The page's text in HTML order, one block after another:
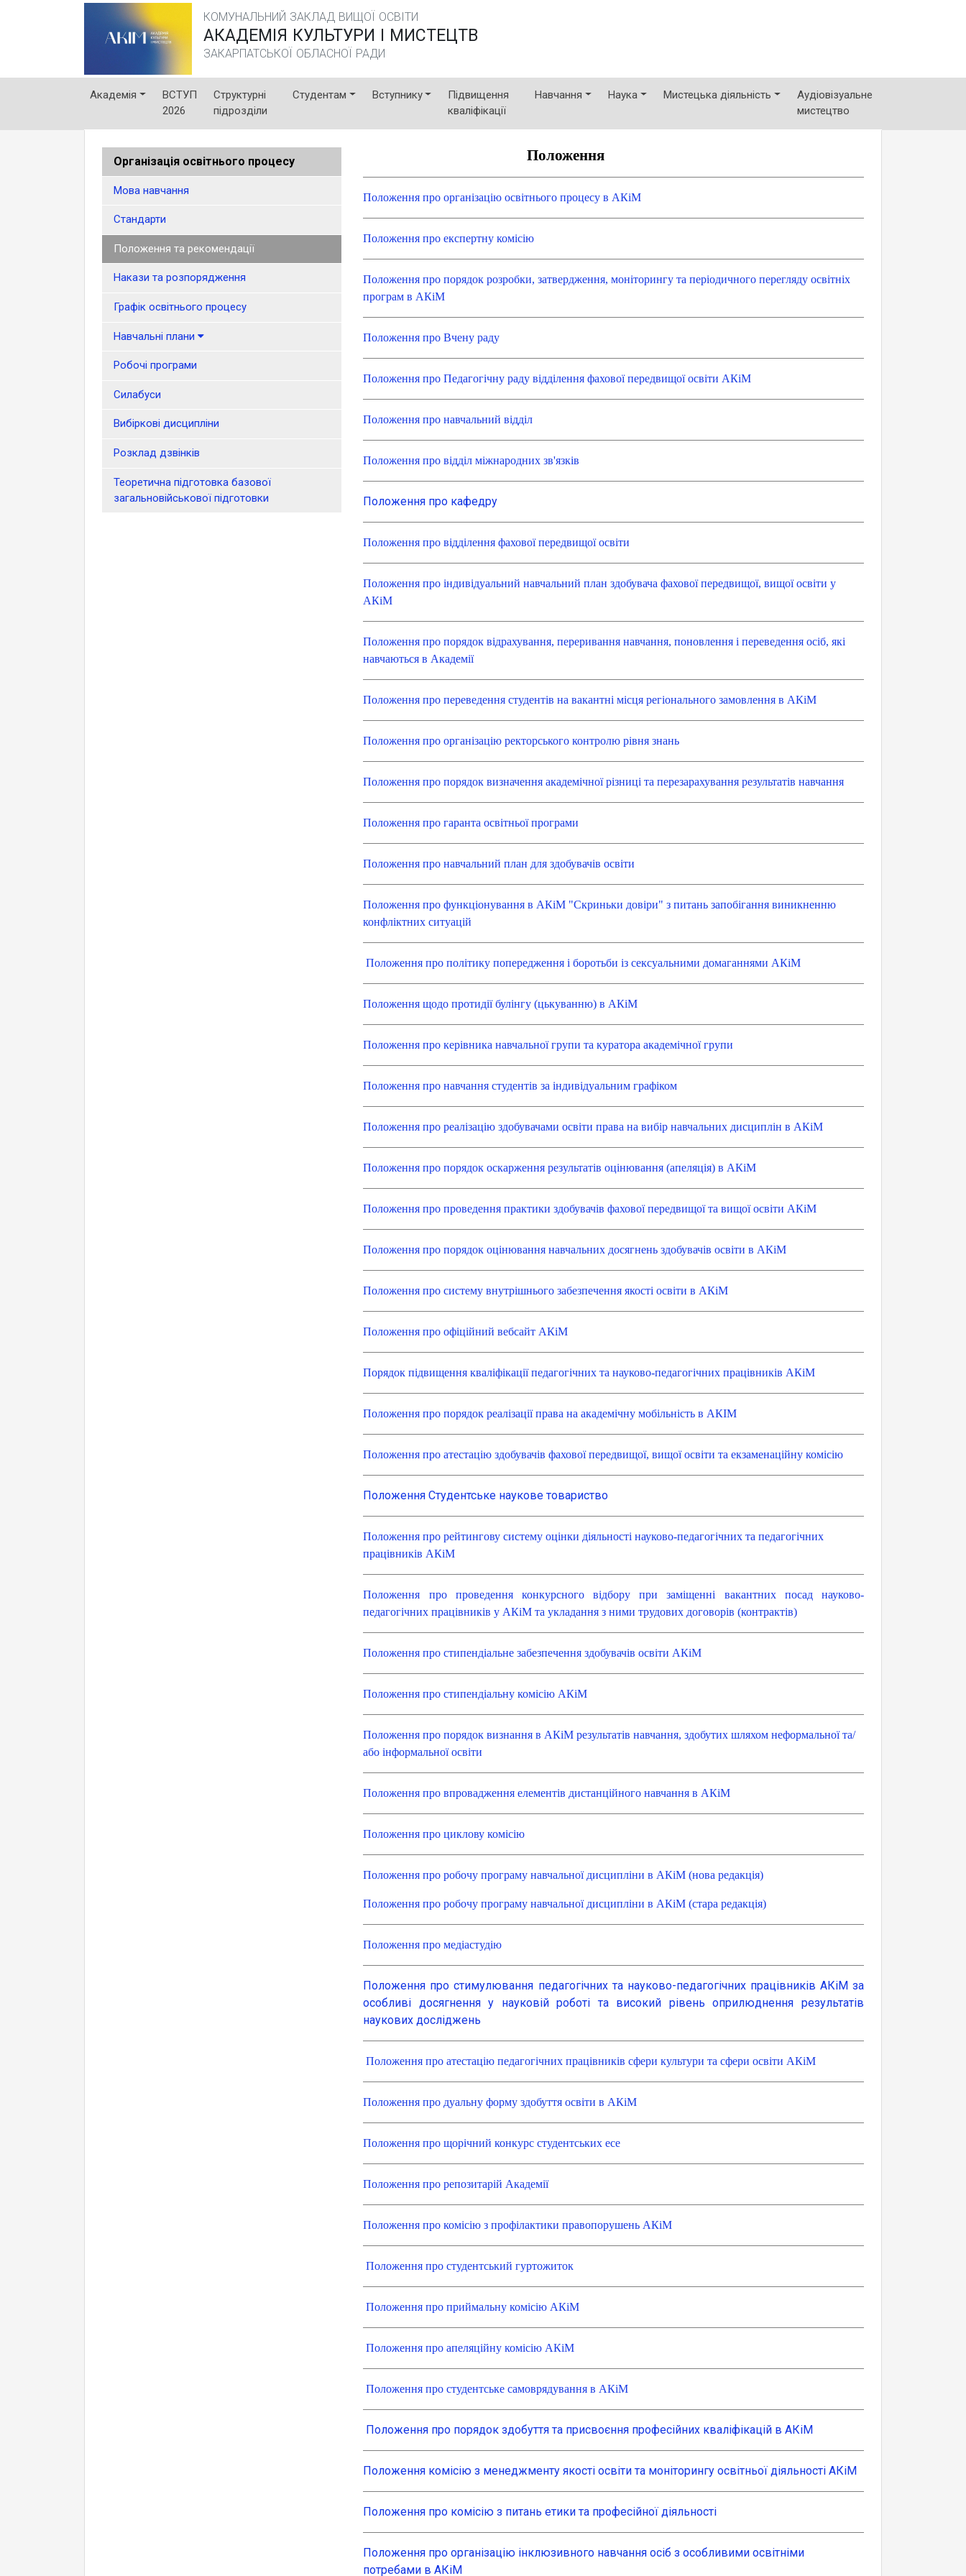
КОМУНАЛЬНИЙ ЗАКЛАД ВИЩОЇ ОСВІТИ
АКАДЕМІЯ КУЛЬТУРИ I МИСТЕЦТВ
ЗАКАРПАТСЬКОЇ ОБЛАСНОЇ РАДИ
Академія
ВСТУП
2026
Структурні
підрозділи
Студентам Вступнику
Підвищення
кваліфікації
Навчання Наука Мистецька діяльність
Аудіовізуальне
мистецтво
Організація освітнього процесу
Мова навчання
Стандарти
Положення та рекомендації
Накази та розпорядження
Графік освітнього процесу
Навчальні плани
Робочі програми
Силабуси
Вибіркові дисципліни
Розклад дзвінків
Теоретична підготовка базової
загальновійськової підготовки
Положення
Положення про організацію освітнього процесу в АКіМ
Положення про експертну комісію
Положення про порядок розробки, затвердження, моніторингу та періодичного перегляду освітніх
програм в АКіМ
Положення про Вчену раду
Положення про Педагогічну раду відділення фахової передвищої освіти АКіМ
Положення про навчальний відділ
Положення про відділ міжнародних зв'язків
Положення про кафедру
Положення про відділення фахової передвищої освіти
Положення про індивідуальний навчальний план здобувача фахової передвищої, вищої освіти у
АКіМ
Положення про порядок відрахування, переривання навчання, поновлення і переведення осіб, які
навчаються в Академії
Положення про переведення студентів на вакантні місця регіонального замовлення в АКіМ
Положення про організацію ректорського контролю рівня знань
Положення про порядок визначення академічної різниціта перезарахування результатів навчання
Положення про гаранта освітньої програми
Положення про навчальний план для здобувачів освіти
Положення про функціонування в АКіМ "Скриньки довіри" з питань запобігання виникненню
конфліктних ситуацій
Положення про політику попередження і боротьби із сексуальними домаганнями АКіМ
Положення щодо протидії булінгу (цькуванню) в АКіМ
Положення про керівника навчальної групи та куратора академічної групи
Положення про навчання студентів за індивідуальним графіком
Положення про реалізацію здобувачами освіти права на вибір навчальних дисциплін в АКіМ
Положення про порядок оскарження результатів оцінювання (апеляція) в АКіМ
Положення про проведення практики здобувачів фахової передвищої та вищої освіти АКіМ
Положення про порядок оцінювання навчальних досягнень здобувачів освіти в АКіМ
Положення про систему внутрішнього забезпечення якості освіти в АКіМ
Положення про офіційний вебсайт АКіМ
Порядок підвищення кваліфікації педагогічних та науково-педагогічних працівників АКіМ
Положення про порядок реалізації права на академічну мобільність в АКІМ
Положення про атестацію здобувачів фахової передвищої, вищої освіти та екзаменаційну комісію
Положення Студентське наукове товариство
Положення про рейтингову систему оцінки діяльності науково-педагогічних та педагогічних
працівників АКіМ
Положення про проведення конкурсного відбору при заміщенні вакантних посад науково-
педагогічних працівників у АКіМ та укладання з ними трудових договорів (контрактів)
Положення про стипендіальне забезпечення здобувачів освіти АКіМ
Положення про стипендіальну комісію АКіМ
Положення про порядок визнання в АКіМ результатів навчання, здобутих шляхом неформальної та/
або інформальної освіти
Положення про впровадження елементів дистанційного навчання в АКіМ
Положення про циклову комісію
Положення про робочу програму навчальної дисципліни в АКіМ (нова редакція)
Положення про робочу програму навчальної дисципліни в АКіМ (стара редакція)
Положення про медіастудію
Положення про стимулювання педагогічних та науково-педагогічних працівників АКіМ за
особливі досягнення у науковій роботі та високий рівень оприлюднення результатів
наукових досліджень
Положення про атестацію педагогічних працівників сфери культури та сфери освіти АКіМ
Положення про дуальну форму здобуття освіти в АКіМ
Положення про щорічний конкурс студентських есе
Положення про репозитарій Академії
Положення про комісію з профілактики правопорушень АКіМ
Положення про студентський гуртожиток
Положення про приймальну комісію АКіМ
Положення про апеляційну комісію АКіМ
Положення про студентське самоврядування в АКіМ
Положення про порядок здобуття та присвоєння професійних кваліфікацій в АКіМ
Положення комісію з менеджменту якості освіти та моніторингу освітньої діяльності АКіМ
Положення про комісію з питань етики та професійної діяльності
Положення про організацію інклюзивного навчання осіб з особливими освітніми
потребами в АКіМ